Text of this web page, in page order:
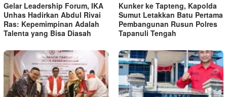
Gelar Leadership Forum, IKA
Unhas Hadirkan Abdul Rivai
Ras: Kepemimpinan Adalah
Talenta yang Bisa Diasah
Kunker ke Tapteng, Kapolda
Sumut Letakkan Batu Pertama
Pembangunan Rusun Polres
Tapanuli Tengah